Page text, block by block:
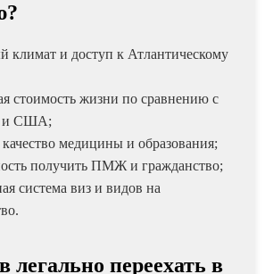
климат и доступ к Атлантическому
стоимость жизни по сравнению с
и США;
медицины и образования;
получить ПМЖ и гражданство;
система виз и видов на
легально переехать в